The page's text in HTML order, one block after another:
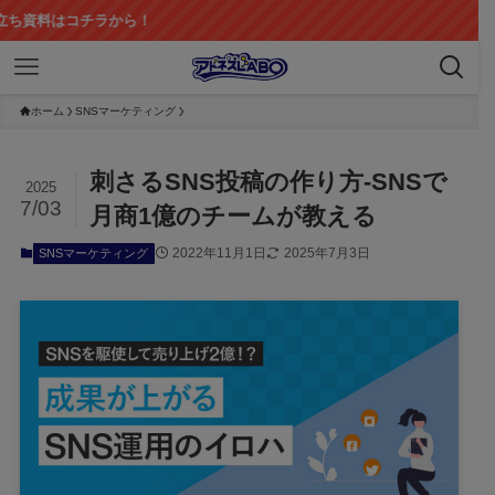
から！
ホーム SNSマーケティング
刺さるSNS投稿の作り方-SNSで
月商1億のチームが教える
2025
7/03
SNSマーケティング 2022年11月1日 2025年7月3日